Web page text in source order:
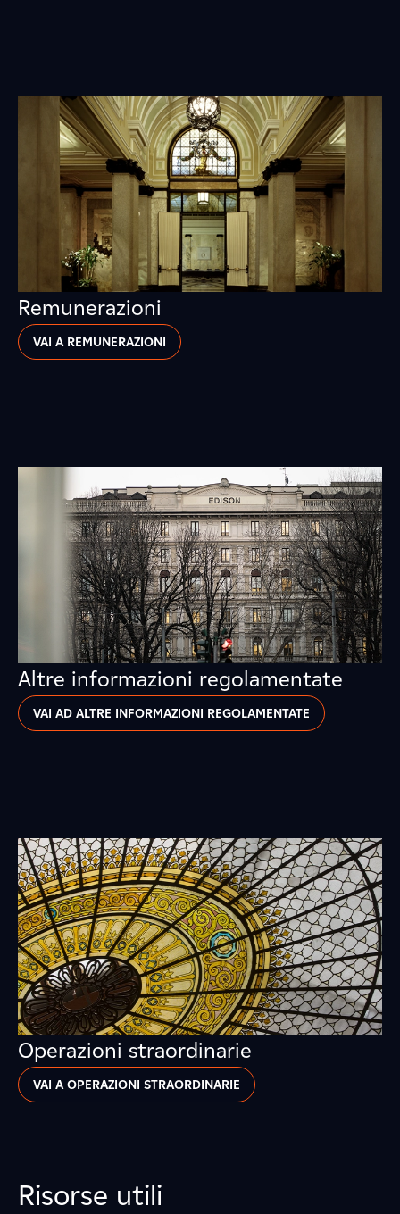
Remunerazioni
VAI A REMUNERAZIONI
Altre informazioni regolamentate
VAI AD ALTRE INFORMAZIONI REGOLAMENTATE
Operazioni straordinarie
VAI A OPERAZIONI STRAORDINARIE
Risorse utili